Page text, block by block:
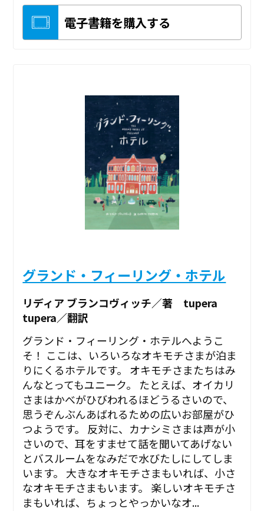
電子書籍を購入する
グランド・フィーリング・ホテル
リディア ブランコヴィッチ／著 tupera
tupera／翻訳
グランド・フィーリング・ホテルへようこ
そ！ ここは、いろいろなオキモチさまが泊ま
りにくるホテルです。 オキモチさまたちはみ
んなとってもユニーク。 たとえば、オイカリ
さまはかべがひびわれるほどうるさいので、
思うぞんぶんあばれるための広いお部屋がひ
つようです。 反対に、カナシミさまは声が小
さいので、耳をすませて話を聞いてあげない
とバスルームをなみだで水びたしにしてしま
います。 大きなオキモチさまもいれば、小さ
なオキモチさまもいます。 楽しいオキモチさ
まもいれば、ちょっとやっかいなオ...